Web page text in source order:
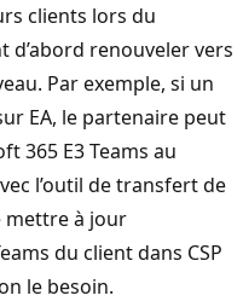
clients lors du
d’abord renouveler vers
Par exemple, si un
EA, le partenaire peut
365 E3 Teams au
l’outil de transfert de
mettre à jour
du client dans CSP
le besoin.